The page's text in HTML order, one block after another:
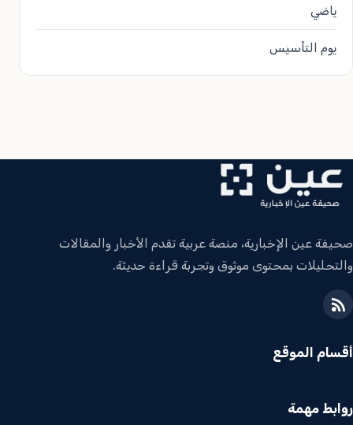
ياضي
يوم التأسيس
صحيفة عين الإخبارية، منصة عربية تقدم الأخبار والمقالات
والتحليلات بمحتوى موثوق وتجربة قراءة حديثة.
أقسام الموقع
روابط مهمة